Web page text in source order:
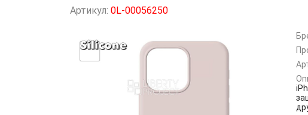
Артикул: 0L-00056250